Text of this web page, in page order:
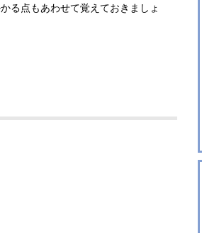
る点もあわせて覚えておきましょ